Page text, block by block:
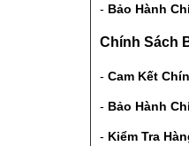
- Bảo Hành
Chính Sách
- Cam Kết
- Bảo Hành
- Kiểm Tra